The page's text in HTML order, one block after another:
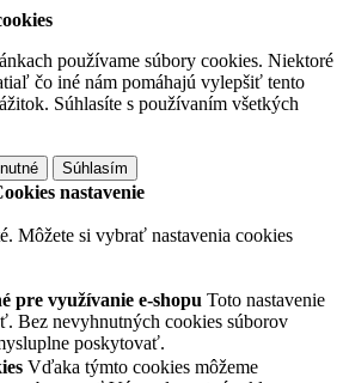
používame súbory cookies. Niektoré
čo iné nám pomáhajú vylepšiť tento
Súhlasíte s používaním všetkých
Súhlasím
nastavenie
Môžete si vybrať nastavenia cookies
pre využívanie e-shopu Toto nastavenie
Bez nevyhnutných cookies súborov
poskytovať.
Vďaka týmto cookies môžeme